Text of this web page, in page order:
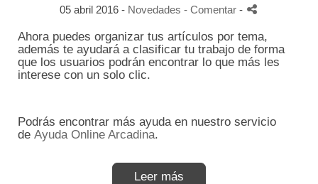
05 abril 2016 - Novedades - Comentar -
Ahora puedes organizar tus artículos por tema,
además te ayudará a clasificar tu trabajo de forma
que los usuarios podrán encontrar lo que más les
interese con un solo clic.
Podrás encontrar más ayuda en nuestro servicio
de Ayuda Online Arcadina.
Leer más